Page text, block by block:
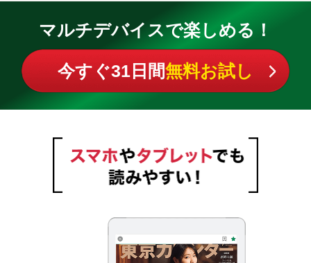
マルチデバイスで楽しめる！
今すぐ31日間無料お試し